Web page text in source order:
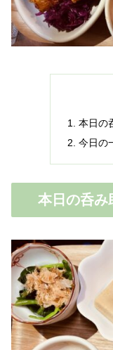
本日の
今日の
本日の呑み